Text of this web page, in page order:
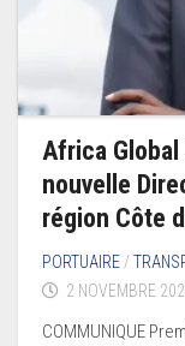
Africa
nouvelle
région Côte
PORTUAIRE /
2 NOVEMBRE
COMMUNIQUE